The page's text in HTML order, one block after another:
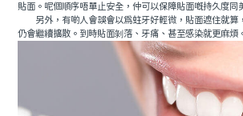
貼面。呢個順序唔單止安全，仲可以保障貼面嘅持久度同
另外，有啲人會誤會以爲蛀牙好輕微，貼面遮住就算
仍會繼續擴散。到時貼面剝落、牙痛、甚至感染就更麻煩